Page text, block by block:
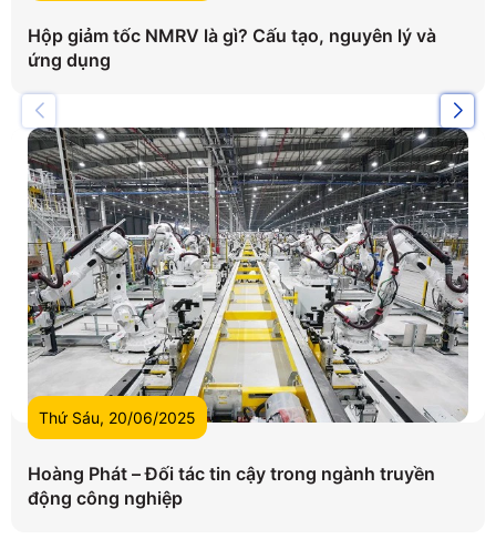
Hộp giảm tốc NMRV là gì? Cấu tạo, nguyên lý và
ứng dụng
Thứ Sáu, 20/06/2025
Hoàng Phát – Đối tác tin cậy trong ngành truyền
động công nghiệp